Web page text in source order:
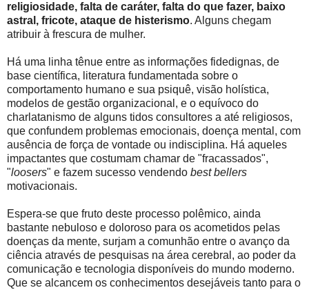
religiosidade, falta de caráter, falta do que fazer, baixo
astral, fricote, ataque de histerismo. Alguns chegam
atribuir à frescura de mulher.
Há uma linha tênue entre as informações fidedignas, de
base científica, literatura fundamentada sobre o
comportamento humano e sua psiquê, visão holística,
modelos de gestão organizacional, e o equívoco do
charlatanismo de alguns tidos consultores a até religiosos,
que confundem problemas emocionais, doença mental, com
ausência de força de vontade ou indisciplina. Há aqueles
impactantes que costumam chamar de "fracassados",
"loosers" e fazem sucesso vendendo best bellers
motivacionais.
Espera-se que fruto deste processo polêmico, ainda
bastante nebuloso e doloroso para os acometidos pelas
doenças da mente, surjam a comunhão entre o avanço da
ciência através de pesquisas na área cerebral, ao poder da
comunicação e tecnologia disponíveis do mundo moderno.
Que se alcancem os conhecimentos desejáveis tanto para o